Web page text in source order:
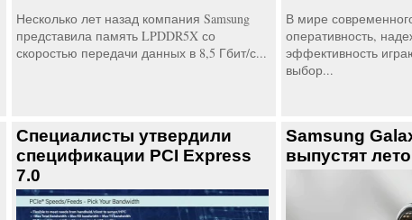
Несколько лет назад компания Samsung
представила память LPDDR5X со
скоростью передачи данных в 8,5 Гбит/с...
В мире
оперативность,
эффективность
выбор...
Специалисты утвердили
спецификации PCI Express
7.0
Samsung
выпустят